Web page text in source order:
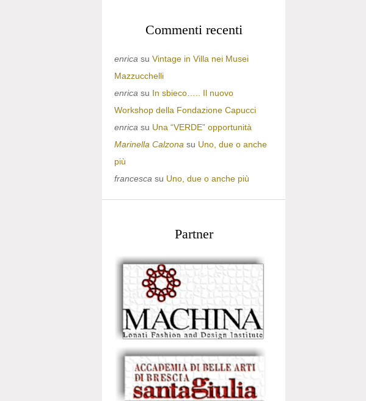
Commenti recenti
enrica su Vintage in Villa nei Musei
Mazzucchelli
enrica su In sbieco….. Il nuovo
Workshop della Fondazione Capucci
enrica su Una “VERDE” opportunità
Marinella Calzona su Uno, due o anche
più
francesca su Uno, due o anche più
Partner